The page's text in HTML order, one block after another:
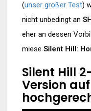
(unser großer Test)
nicht unbedingt an
eher an dessen
miese Silent Hill:
Silent Hill
Version